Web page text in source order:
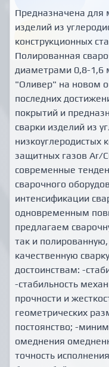
Предназначена для
изделий из
конструкционных
Полированная
диаметрами 0,8-1,6
"Оливер" на новом
последних
покрытий и
сварки изделий из
низкоуглеродистых
защитных газов Ar/
современные
сварочного
интенсификации
одновременным
предлагаем
так и
качественную
достоинствам: -
-стабильность
прочности и
геометрических
постоянство; -
омеднения
точность